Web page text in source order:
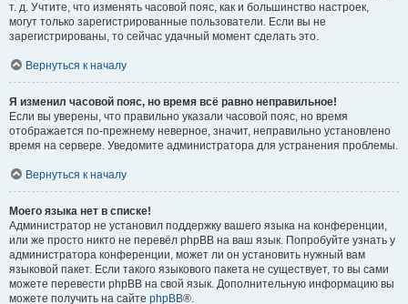
т. д. Учтите, что изменять часовой пояс, как и большинство настроек,
могут только зарегистрированные пользователи. Если вы не
зарегистрированы, то сейчас удачный момент сделать это.
Вернуться к началу
Я изменил часовой пояс, но время всё равно неправильное!
Если вы уверены, что правильно указали часовой пояс, но время
отображается по-прежнему неверное, значит, неправильно установлено
время на сервере. Уведомите администратора для устранения проблемы.
Вернуться к началу
Моего языка нет в списке!
Администратор не установил поддержку вашего языка на конференции,
или же просто никто не перевёл phpBB на ваш язык. Попробуйте узнать у
администратора конференции, может ли он установить нужный вам
языковой пакет. Если такого языкового пакета не существует, то вы сами
можете перевести phpBB на свой язык. Дополнительную информацию вы
можете получить на сайте phpBB®.